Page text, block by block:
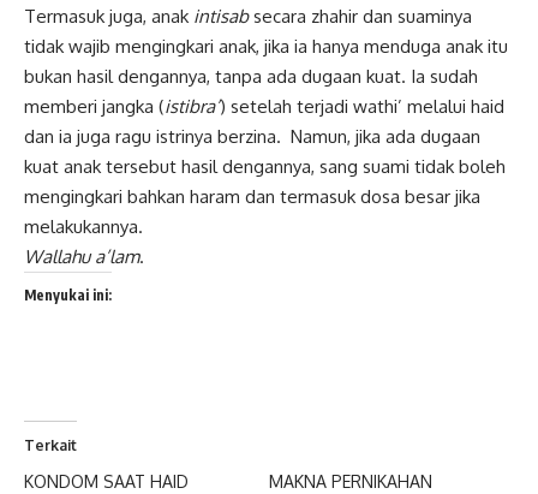
Termasuk juga, anak intisabsecara zhahir dan suaminya
tidak wajib mengingkari anak, jika ia hanya menduga anak itu
bukan hasil dengannya, tanpa ada dugaan kuat. Ia sudah
memberi jangka (istibra’) setelah terjadi wathi’ melalui haid
dan ia juga ragu istrinya berzina. Namun, jika ada dugaan
kuat anak tersebut hasil dengannya, sang suami tidak boleh
mengingkari bahkan haram dan termasuk dosa besar jika
melakukannya.
Wallahu a’lam.
Menyukai ini:
Terkait
KONDOM SAAT HAID
MAKNA PERNIKAHAN